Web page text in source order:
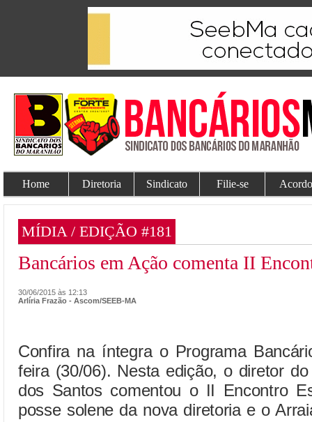
Home Diretoria Sindicato Filie-se
MÍDIA / EDIÇÃO #181
Bancários em Ação comenta II
30/06/2015 às 12:13
Arlíria Frazão - Ascom/SEEB-MA
Confira na íntegra o Programa
feira (30/06). Nesta edição, o diretor
dos Santos comentou o II Encontro
posse solene da nova diretoria e o